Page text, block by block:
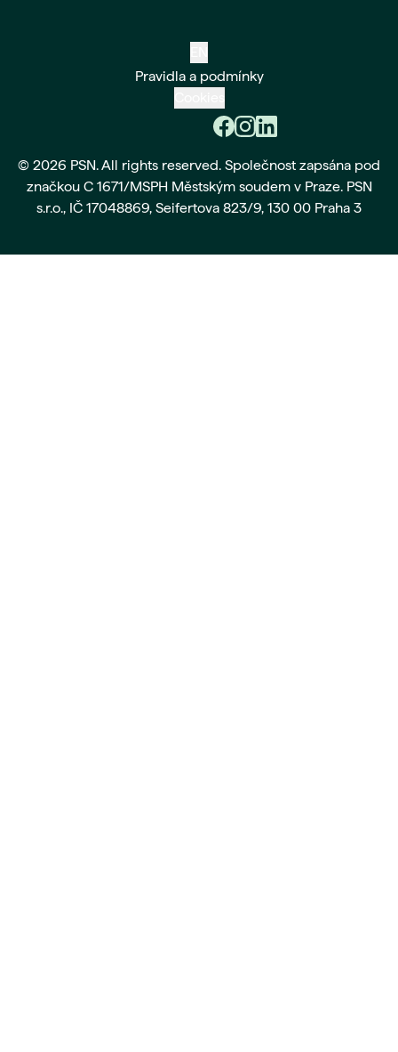
Pravidla a podmínky
© 2026 PSN. All rights reserved. Společnost zapsána pod
značkou C 1671/MSPH Městským soudem v Praze. PSN
s.r.o., IČ 17048869, Seifertova 823/9, 130 00 Praha 3